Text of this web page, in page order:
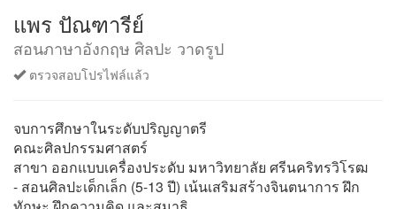
แพร ปัณฑารีย์
สอนภาษาอังกฤษ ศิลปะ วาดรูป
ตรวจสอบโปรไฟล์แล้ว
จบการศึกษาในระดับปริญญาตรี
คณะศิลปกรรมศาสตร์
สาขา ออกแบบเครื่องประดับ มหาวิทยาลัย ศรีนคริทรวิโรฒ
- สอนศิลปะเด็กเล็ก (5-13 ปี) เน้นเสริมสร้างจินตนาการ ฝึก